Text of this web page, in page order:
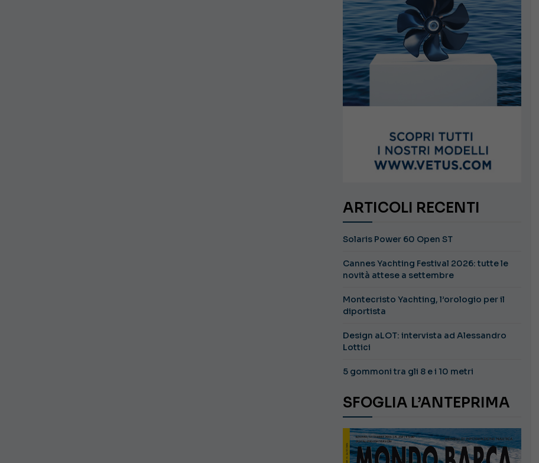
ARTICOLI RECENTI
Solaris Power 60 Open ST
Cannes Yachting Festival 2026: tutte le
novità attese a settembre
Montecristo Yachting, l’orologio per il
diportista
Design aLOT: intervista ad Alessandro
Lottici
5 gommoni tra gli 8 e i 10 metri
SFOGLIA L’ANTEPRIMA